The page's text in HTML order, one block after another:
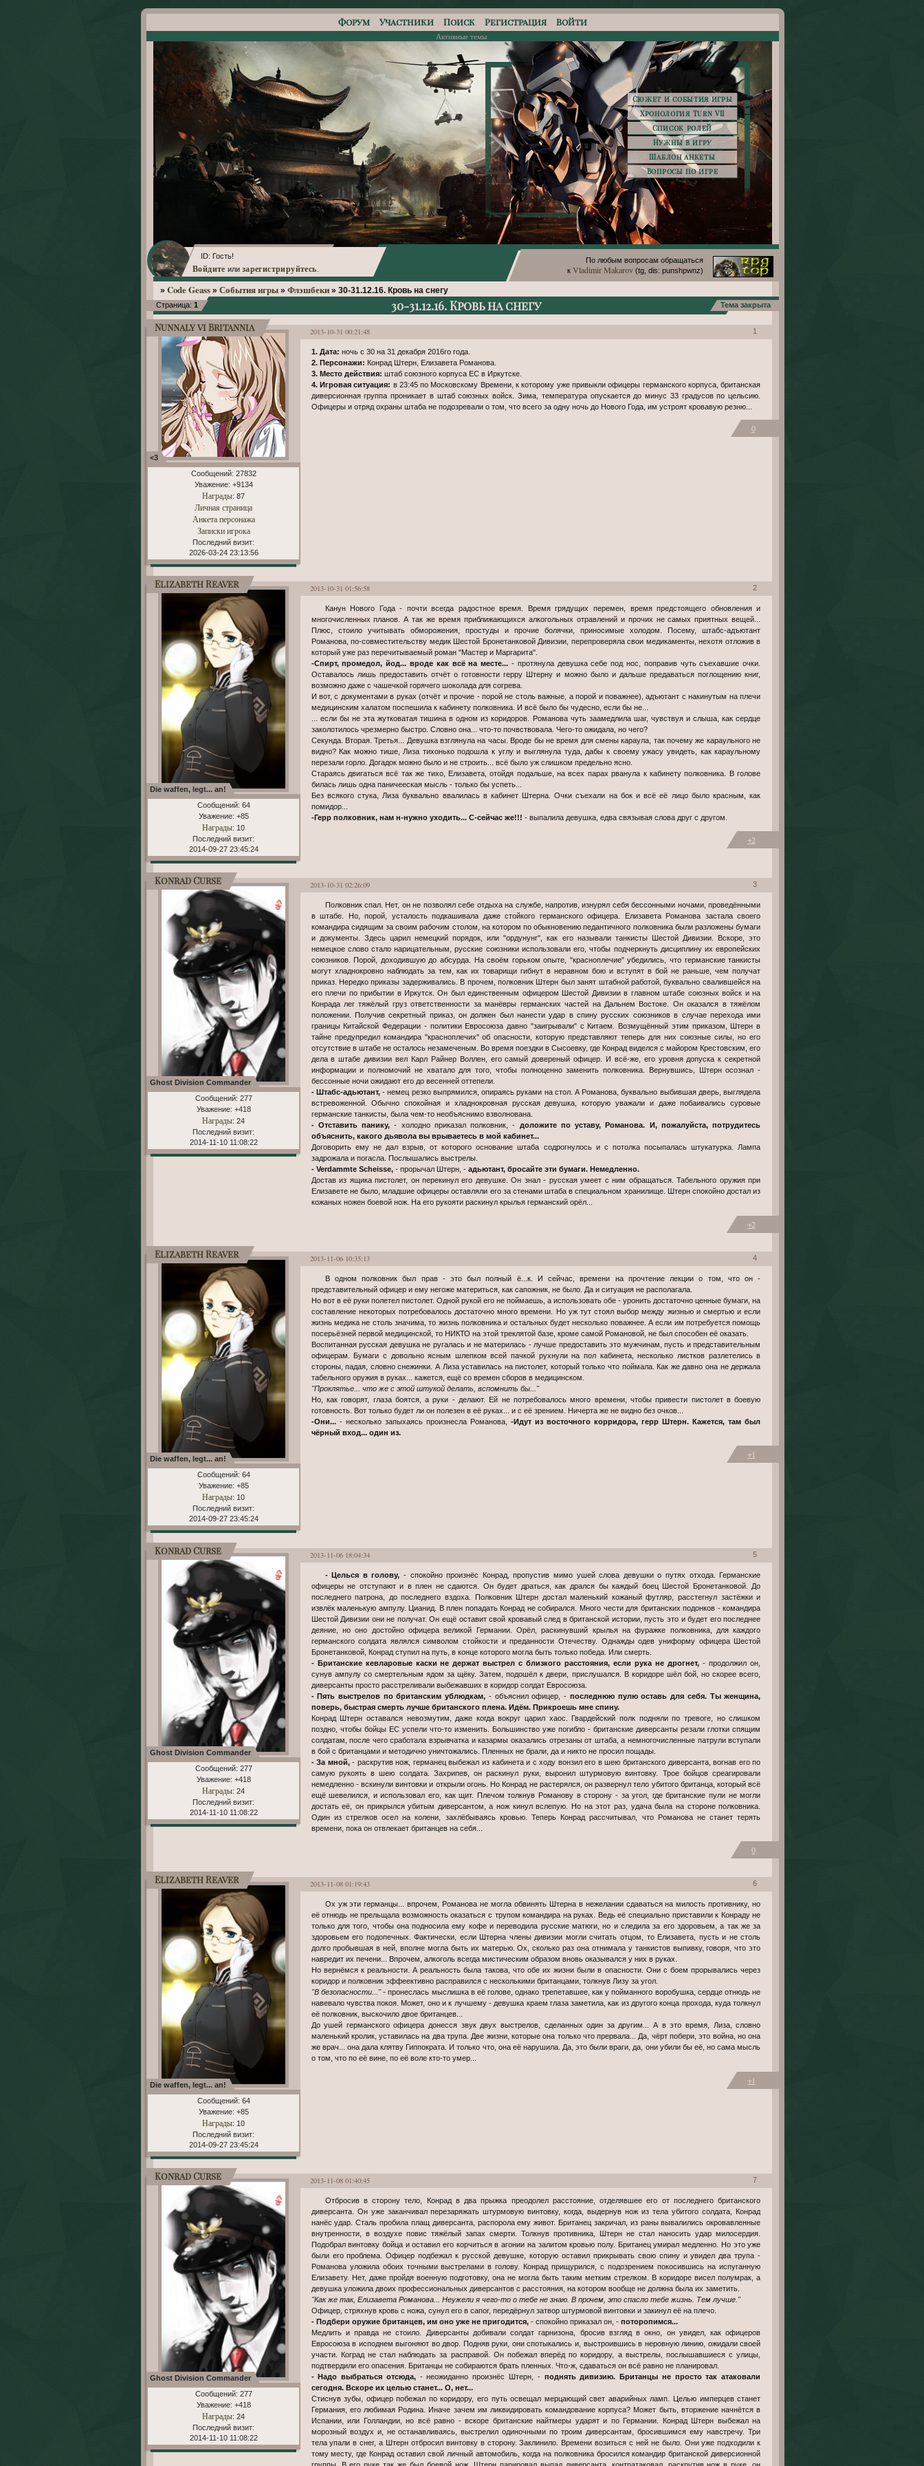
Сюжет и события игры
Хронология Turn VII
Список ролей
Нужны в игру
Шаблон анкеты
Вопросы по игре
По любым вопросам обращаться
к Vladimir Makarov (tg, dis: punshpwnz)
Форум Участники Поиск Регистрация Войти
Активные темы
ID: Гость!
Войдите или зарегистрируйтесь
» Code Geass » События игры » Флэшбеки » 30-31.12.16. Кровь на снегу
30-31.12.16. Кровь на снегу
Страница: 1 Тема закрыта
1
2013-10-31 00:21:48
Nunnaly vi Britannia
<3
Сообщений: 27832
Уважение: +9134
Награды: 87
Личная страница
Анкета персонажа
Записки игрока
Последний визит:
2026-03-24 23:13:56
1. Дата: ночь с 30 на 31 декабря 2016го года.
2. Персонажи: Конрад Штерн, Елизавета Романова.
3. Место действия: штаб союзного корпуса ЕС в Иркутске.
4. Игровая ситуация: в 23:45 по Московскому Времени, к которому уже привыкли офицеры германского корпуса, британская
диверсионная группа проникает в штаб союзных войск. Зима, температура опускается до минус 33 градусов по цельсию.
Офицеры и отряд охраны штаба не подозревали о том, что всего за одну ночь до Нового Года, им устроят кровавую резню...
0
2
2013-10-31 01:56:58
Elizabeth Reaver
Die waffen, legt... an!
Сообщений: 64
Уважение: +85
Награды: 10
Последний визит:
2014-09-27 23:45:24
Канун Нового Года - почти всегда радостное время. Время грядущих перемен, время предстоящего обновления и
многочисленных планов. А так же время приближающихся алкогольных отравлений и прочих не самых приятных вещей...
Плюс, стоило учитывать обморожения, простуды и прочие болячки, приносимые холодом. Посему, штабс-адъютант
Романова, по-совместительству медик Шестой Бронетанковой Дивизии, перепроверяла свои медикаменты, нехотя отложив в
который уже раз перечитываемый роман "Мастер и Маргарита".
-Спирт, промедол, йод... вроде как всё на месте... - протянула девушка себе под нос, поправив чуть съехавшие очки.
Оставалось лишь предоставить отчёт о готовности герру Штерну и можно было и дальше предаваться поглощению книг,
возможно даже с чашечкой горячего шоколада для согрева.
И вот, с документами в руках (отчёт и прочие - порой не столь важные, а порой и поважнее), адъютант с накинутым на плечи
медицинским халатом поспешила к кабинету полковника. И всё было бы чудесно, если бы не...
... если бы не эта жутковатая тишина в одном из коридоров. Романова чуть заамедлила шаг, чувствуя и слыша, как сердце
заколотилось чрезмерно быстро. Словно она... что-то почвствовала. Чего-то ожидала, но чего?
Секунда. Вторая. Третья... Девушка взглянула на часы. Вроде бы не время для смены караула, так почему же караульного не
видно? Как можно тише, Лиза тихонько подошла к углу и выглянула туда, дабы к своему ужасу увидеть, как караульному
перезали горло. Догадок можно было и не строить... всё было уж слишком предельно ясно.
Стараясь двигаться всё так же тихо, Елизавета, отойдя подальше, на всех парах рванула к кабинету полковника. В голове
билась лишь одна паничееская мысль - только бы успеть...
Без всякого стука, Лиза буквально ввалилась в кабинет Штерна. Очки съехали на бок и всё её лицо было красным, как
помидор...
-Герр полковник, нам н-нужно уходить... С-сейчас же!!! - выпалила девушка, едва связывая слова друг с другом.
+2
3
2013-10-31 02:26:09
Konrad Curse
Ghost Division Commander
Сообщений: 277
Уважение: +418
Награды: 24
Последний визит:
2014-11-10 11:08:22
Полковник спал. Нет, он не позволял себе отдыха на службе, напротив, изнурял себя бессонными ночами, проведёнными
в штабе. Но, порой, усталость подкашивала даже стойкого германского офицера. Елизавета Романова застала своего
командира сидящим за своим рабочим столом, на котором по обыкновению педантичного полковника были разложены бумаги
и документы. Здесь царил немецкий порядок, или "ордунунг", как его называли танкисты Шестой Дивизии. Вскоре, это
немецкое слово стало нарицательным, русские союзники использовали его, чтобы подчеркнуть дисциплину их европейских
союзников. Порой, доходившую до абсурда. На своём горьком опыте, "красноплечие" убедились, что германские танкисты
могут хладнокровно наблюдать за тем, как их товарищи гибнут в неравном бою и вступят в бой не раньше, чем получат
приказ. Нередко приказы задерживались. В прочем, полковник Штерн был занят штабной работой, буквально свалившейся на
его плечи по прибытии в Иркутск. Он был единственным офицером Шестой Дивизии в главном штабе союзных войск и на
Конрада лег тяжёлый груз ответственности за манёвры германских частей на Дальнем Востоке. Он оказался в тяжёлом
положении. Получив секретный приказ, он должен был нанести удар в спину русских союзников в случае перехода ими
границы Китайской Федерации - политики Евросоюза давно "заигрывали" с Китаем. Возмущённый этим приказом, Штерн в
тайне предупредил командира "красноплечих" об опасности, которую представляют теперь для них союзные силы, но его
отсутствие в штабе не осталось незамеченым. Во время поездки в Сысоевку, где Конрад виделся с майором Крестовским, его
дела в штабе дивизии вел Карл Райнер Воллен, его самый довереный офицер. И всё-же, его уровня допуска к секретной
информации и полномочий не хватало для того, чтобы полноценно заменить полковника. Вернувшись, Штерн осознал -
бессонные ночи ожидают его до весенней оттепели.
- Штабс-адьютант,- немец резко выпрямился, опираясь руками на стол. А Романова, буквально выбившая дверь, выглядела
встревоженной. Обычно спокойная и хладнокровная русская девушка, которую уважали и даже побаивались суровые
германские танкисты, была чем-то необъяснимо взволнована.
- Отставить панику, - холодно приказал полковник, -
доложите по уставу, Романова. И, пожалуйста, потрудитесь
объяснить, какого дьявола вы врываетесь в мой кабинет...
Договорить ему не дал взрыв, от которого основание штаба содрогнулось и с потолка посыпалась штукатурка. Лампа
задрожала и погасла. Послышались выстрелы.
- Verdammte Scheisse,- прорычал Штерн, - адьютант, бросайте эти бумаги. Немедленно.
Достав из ящика пистолет, он перекинул его девушке. Он знал - русская умеет с ним обращаться. Табельного оружия при
Елизавете не было, младшие офицеры оставляли его за стенами штаба в специальном хранилище. Штерн спокойно достал из
кожаных ножен боевой нож. На его рукояти раскинул крылья германский орёл...
+2
4
2013-11-06 10:35:13
Elizabeth Reaver
Die waffen, legt... an!
Сообщений: 64
Уважение: +85
Награды: 10
Последний визит:
2014-09-27 23:45:24
В одном полковник был прав - это был полный ё...к. И сейчас, времени на прочтение лекции о том, что он -
представительный офицер и ему негоже материться, как сапожник, не было. Да и ситуация не располагала.
Но вот в её руки полетел пистолет. Одной рукой его не поймаешь, а использовать обе - уронить достаточно ценные бумаги, на
составление некоторых потребовалось достаточно много времени. Но уж тут стоял выбор между жизнью и смертью и если
жизнь медика не столь значима, то жизнь полковника и остальных будет несколько поважнее. А если им потребуется помощь
посерьёзней первой медицинской, то НИКТО на этой треклятой базе, кроме самой Романовой, не был способен её оказать.
Воспитанная русская девушка не ругалась и не материлась - лучше предоставить это мужчинам, пусть и представительным
офицерам. Бумаги с довольно ясным шлепком всей пачкой рухнули на пол кабинета, несколько листков разлетелись в
стороны, падая, словно снежинки. А Лиза уставилась на пистолет, который только что поймала. Как же давно она не держала
табельного оружия в руках... кажется, ещё со времен сборов в медицинском.
"Проклятье... что же с этой штукой делать, вспомнить бы..."
Но, как говорят, глаза боятся, а руки - делают. Ей не потребовалось много времени, чтобы привести пистолет в боевую
готовность. Вот только будет ли он полезен в её руках... и с её зрением. Ничерта же не видно без очков...
-Они...- несколько запыхаясь произнесла Романова, -Идут из восточного корридора, герр Штерн. Кажется, там был
чёрный вход... один из.
+1
5
2013-11-06 18:04:34
Konrad Curse
Ghost Division Commander
Сообщений: 277
Уважение: +418
Награды: 24
Последний визит:
2014-11-10 11:08:22
- Целься в голову, - спокойно произнёс Конрад, пропустив мимо ушей слова девушки о путях отхода. Германские
офицеры не отступают и в плен не сдаются. Он будет драться, как дрался бы каждый боец Шестой Бронетанковой. До
последнего патрона, до последнего вздоха. Полковник Штерн достал маленький кожаный футляр, расстегнул застёжки и
извлёк маленькую ампулу. Цианид. В плен попадать Конрад не собирался. Много чести для британских подонков - командира
Шестой Дивизии они не получат. Он ещё оставит свой кровавый след в британской истории, пусть это и будет его последнее
деяние, но оно достойно офицера великой Германии. Орёл, раскинувший крылья на фуражке полковника, для каждого
германского солдата являлся символом стойкости и преданности Отечеству. Однажды одев униформу офицера Шестой
Бронетанковой, Конрад ступил на путь, в конце которого могла быть только победа. Или смерть.
- Британские кевларовые каски не держат выстрел с близкого расстояния, если рука не дрогнет, - продолжил он,
сунув ампулу со смертельным ядом за щёку. Затем, подошёл к двери, прислушался. В коридоре шёл бой, но скорее всего,
диверсанты просто расстреливали выбежавших в коридор солдат Евросоюза.
- Пять выстрелов по британским ублюдкам, - объяснил офицер, - последнюю пулю оставь для себя. Ты женщина,
поверь, быстрая смерть лучше британского плена. Идём. Прикроешь мне спину.
Конрад Штерн оставался невозмутим, даже когда вокруг царил хаос. Гвардейский полк подняли по тревоге, но слишком
поздно, чтобы бойцы ЕС успели что-то изменить. Большинство уже погибло - британские диверсанты резали глотки спящим
солдатам, после чего сработала взрывчатка и казармы оказались отрезаны от штаба, а немногочисленные патрули вступали
в бой с британцами и методично уничтожались. Пленных не брали, да и никто не просил пощады.
- За мной,- раскрутив нож, германец выбежал из кабинета и с ходу вонзил его в шею британского диверсанта, вогнав его по
самую рукоять в шею солдата. Захрипев, он раскинул руки, выронил штурмовую винтовку. Трое бойцов среагировали
немедленно - вскинули винтовки и открыли огонь. Но Конрад не растерялся, он развернул тело убитого британца, который всё
ещё шевелился, и использовал его, как щит. Плечом толкнув Романову в сторону - за угол, где британские пули не могли
достать её, он прикрылся убитым диверсантом, а нож кинул вслепую. Но на этот раз, удача была на стороне полковника.
Один из стрелков осел на колени, захлёбываясь кровью. Теперь Конрад рассчитывал, что Романова не станет терять
времени, пока он отвлекает британцев на себя...
0
6
2013-11-08 01:19:43
Elizabeth Reaver
Die waffen, legt... an!
Сообщений: 64
Уважение: +85
Награды: 10
Последний визит:
2014-09-27 23:45:24
Ох уж эти германцы... впрочем, Романова не могла обвинять Штерна в нежелании сдаваться на милость противнику, но
её отнюдь не прельщала возможность оказаться с трупом командира на руках. Ведь её специально приставили к Конраду не
только для того, чтобы она подносила ему кофе и переводила русские матюги, но и следила за его здоровьем, а так же за
здоровьем его подопечных. Фактически, если Штерна члены дивизии могли считать отцом, то Елизавета, пусть и не столь
долго пробывшая в ней, вполне могла быть их матерью. Ох, сколько раз она отнимала у танкистов выпивку, говоря, что это
навредит их печени... Впрочем, алкоголь всегда мистическим образом вновь оказывался у них в руках.
Но вернёмся к реальности. А реальность была такова, что обе их жизни были в опасности. Они с боем прорывались через
коридор и полковник эффеективно расправился с несколькими британцами, толкнув Лизу за угол.
"В безопасности..."- пронеслась мыслишка в её голове, однако трепетавшее, как у пойманного воробушка, сердце отнюдь не
навевало чувства покоя. Может, оно и к лучшему - девушка краем глаза заметила, как из другого конца прохода, куда толкнул
её полковник, выскочило двое британцев...
До ушей германского офицера донесся звук двух выстрелов, сделанных один за другим... А в это время, Лиза, словно
маленький кролик, уставилась на два трупа. Две жизни, которые она только что прервала... Да, чёрт побери, это война, но она
же врач... она дала клятву Гиппократа. И только что, она её нарушила. Да, это были враги, да, они убили бы её, но сама мысль
о том, что по её вине, по её воле кто-то умер...
+1
7
2013-11-08 01:40:45
Konrad Curse
Ghost Division Commander
Сообщений: 277
Уважение: +418
Награды: 24
Последний визит:
2014-11-10 11:08:22
Отбросив в сторону тело, Конрад в два прыжка преодолел расстояние, отделявшее его от последнего британского
диверсанта. Он уже заканчивал перезаряжать штурмовую винтовку, когда, выдернув нож из тела убитого солдата, Конрад
нанёс удар. Сталь пробила плащ диверсанта, распорола ему живот. Британец закричал, из раны вывалились окровавленные
внутренности, в воздухе повис тяжёлый запах смерти. Толкнув противника, Штерн не стал наносить удар милосердия.
Подобрал винтовку бойца и оставил его корчиться в агонии на залитом кровью полу. Британец умирал медленно. Но это уже
были его проблема. Офицер подбежал к русской девушке, которую оставил прикрывать свою спину и увидел два трупа -
Романова уложила обоих точными выстрелами в голову. Конрад прищурился, с подозрением покосившись на испуганную
Елизавету. Нет, даже пройдя военную подготовку, она не могла быть таким метким стрелком. В коридоре висел полумрак, а
девушка уложила двоих профессиональных диверсантов с расстояния, на котором вообще не должна была их заметить.
"Как же так, Елизавета Романова... Неужели я чего-то о тебе не знаю. В прочем, это спасло тебе жизнь. Тем лучше."
Офицер, стряхнув кровь с ножа, сунул его в сапог, передёрнул затвор штурмовой винтовки и закинул её на плечо.
- Подбери оружие британцев, им оно уже не пригодится,- спокойно приказал он, - поторопимся...
Медлить и правда не стоило. Диверсанты добивали солдат гарнизона, бросив взгляд в окно, он увидел, как офицеров
Евросоюза в исподнем выгоняют во двор. Подняв руки, они спотыкались и, выстроившись в неровную линию, ожидали своей
участи. Коград не стал наблюдать за расправой. Он побежал вперёд по коридору, а выстрелы, послышавшиеся с улицы,
подтвердили его опасения. Британцы не собираются брать пленных. Что-ж, сдаваться он всё равно не планировал.
- Надо выбраться отсюда,- неожиданно произнёс Штерн, - поднять дивизию. Британцы не просто так атаковали
сегодня. Вскоре их целью станет... О, нет...
Стиснув зубы, офицер побежал по коридору, его путь освещал мерцающий свет аварийных ламп. Целью имперцев станет
Германия, его любимая Родина. Иначе зачем им ликвидировать командование корпуса? Может быть, вторжение начнётся в
Испании, или Голландии, но всё равно - вскоре британские найтмеры ударят и по Германии. Конрад Штерн выбежал на
морозный воздух и, не останавливаясь, выстрелил одиночными по троим диверсантам, бросившимся ему навстречу. Три
тела упали в снег, а Штерн отбросил винтовку в сторону. Заклинило. Времени возиться с ней не было. Они уже подходили к
тому месту, где Конрад оставил свой личный автомобиль, когда на полковника бросился командир британской диверсионной